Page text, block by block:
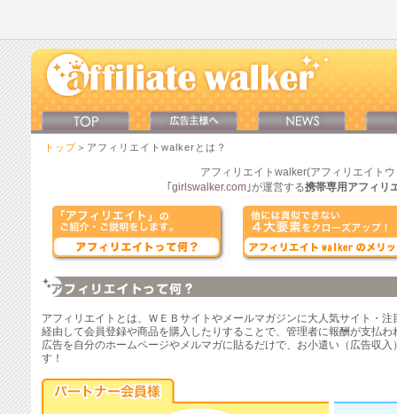
トップ ＞アフィリエイトwalkerとは？
アフィリエイトwalker(アフィリエイト
｢ girlswalker.com ｣が運営する携帯専用アフィリ
アフィリエイトとは、ＷＥＢサイトやメールマガジンに大人気サイト・
経由して会員登録や商品を購入したりすることで、管理者に報酬が支払わ
広告を自分のホームページやメルマガに貼るだけで、お小遣い（広告収
す！